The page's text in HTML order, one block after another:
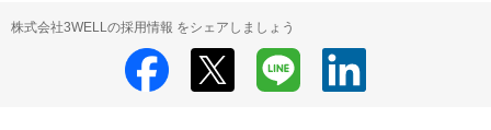
株式会社3WELLの採用情報 をシェアしましょう